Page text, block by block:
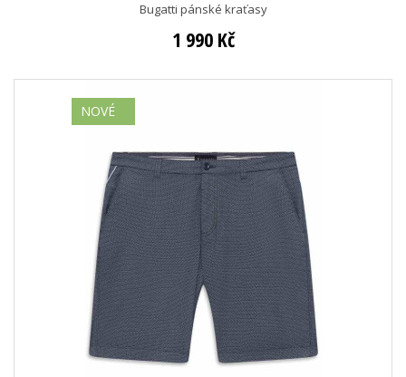
Bugatti pánské kraťasy
1 990 Kč
NOVÉ